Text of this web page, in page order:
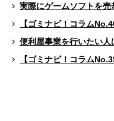
実際にゲームソフトを売
【ゴミナビ！コラムNo.40
便利屋事業を行いたい人
【ゴミナビ！コラムNo.39】型落